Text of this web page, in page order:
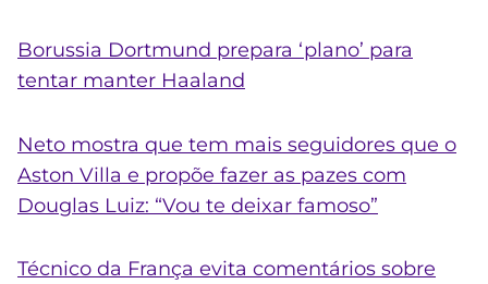
Borussia Dortmund prepara ‘plano’ para
tentar manter Haaland
Neto mostra que tem mais seguidores que o
Aston Villa e propõe fazer as pazes com
Douglas Luiz: “Vou te deixar famoso”
Técnico da França evita comentários sobre